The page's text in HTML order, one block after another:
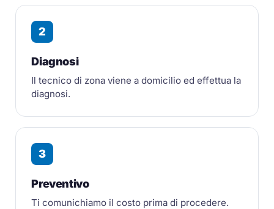
2
Diagnosi
Il tecnico di zona viene a domicilio ed effettua la
diagnosi.
3
Preventivo
Ti comunichiamo il costo prima di procedere.